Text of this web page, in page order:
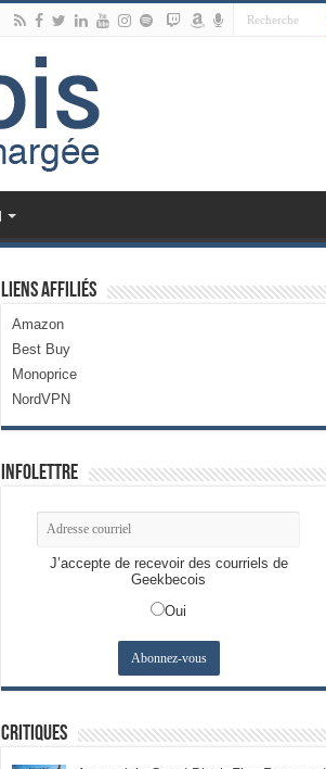
Liens Affiliés
Amazon
Best Buy
Monoprice
NordVPN
Infolettre
J’accepte de recevoir des courriels de
Geekbecois
Oui
Critiques